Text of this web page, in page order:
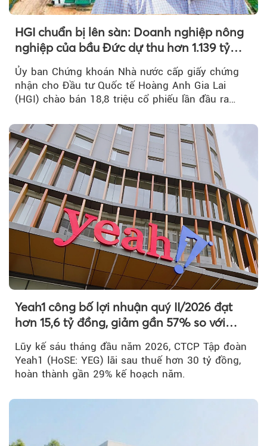
HGI chuẩn bị lên sàn: Doanh nghiệp nông
nghiệp của bầu Đức dự thu hơn 1.139 tỷ
đồng
Ủy ban Chứng khoán Nhà nước cấp giấy chứng
nhận cho Đầu tư Quốc tế Hoàng Anh Gia Lai
(HGI) chào bán 18,8 triệu cổ phiếu lần đầu ra
Yeah1 công bố lợi nhuận quý II/2026 đạt
hơn 15,6 tỷ đồng, giảm gần 57% so với
cùng kỳ
Lũy kế sáu tháng đầu năm 2026, CTCP Tập đoàn
Yeah1 (HoSE: YEG) lãi sau thuế hơn 30 tỷ đồng,
hoàn thành gần 29% kế hoạch năm.